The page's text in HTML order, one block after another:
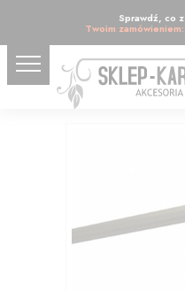
Sprawdź, co z
Twoim zamówieniem: